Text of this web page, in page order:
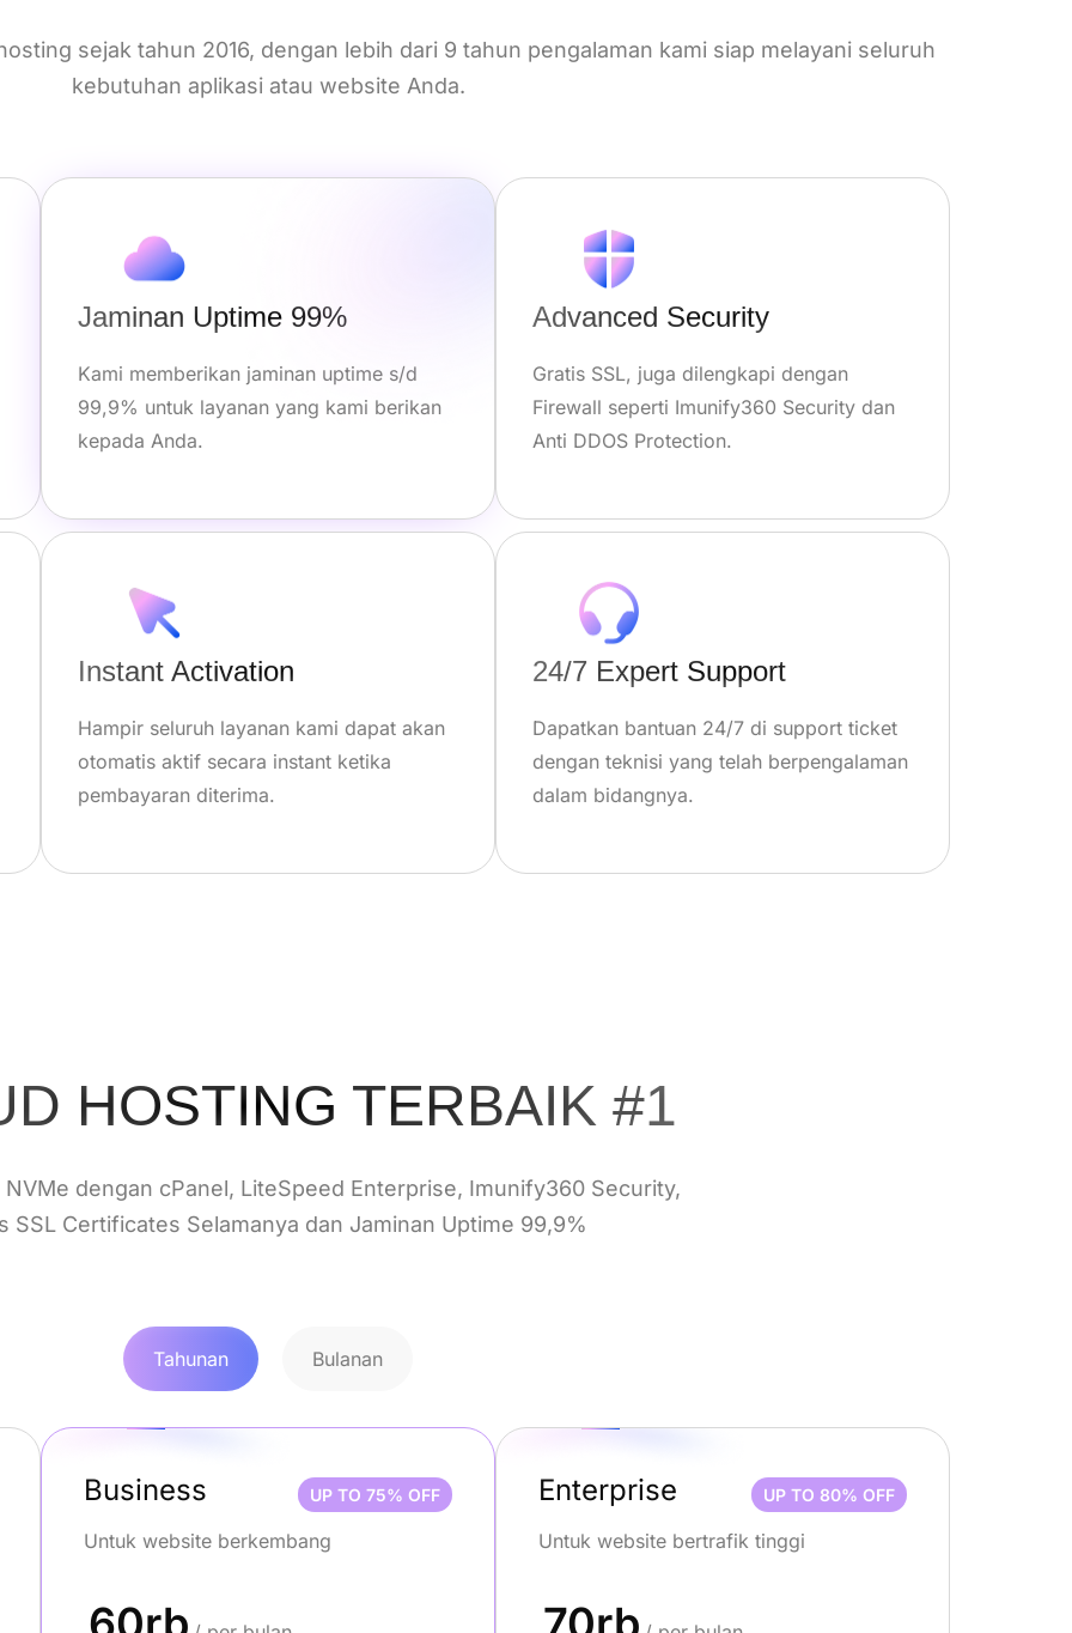
sejak tahun 2016, dengan lebih dari 9 tahun pengalaman kami siap melayani seluruh
kebutuhan aplikasi atau website Anda.
Jaminan Uptime 99%
Kami memberikan jaminan uptime s/d
99,9% untuk layanan yang kami berikan
kepada Anda.
Advanced Security
Gratis SSL, juga dilengkapi dengan
Firewall seperti Imunify360 Security dan
Anti DDOS Protection.
Instant Activation
Hampir seluruh layanan kami dapat akan
otomatis aktif secara instant ketika
pembayaran diterima.
24/7 Expert Support
Dapatkan bantuan 24/7 di support ticket
dengan teknisi yang telah berpengalaman
dalam bidangnya.
HOSTING TERBAIK #1
dengan cPanel, LiteSpeed Enterprise, Imunify360 Security,
SSL Certificates Selamanya dan Jaminan Uptime 99,9%
Tahunan Bulanan
Business
Untuk website berkembang
UP TO 75% OFF Enterprise
Untuk website bertrafik tinggi
UP TO 80% OFF